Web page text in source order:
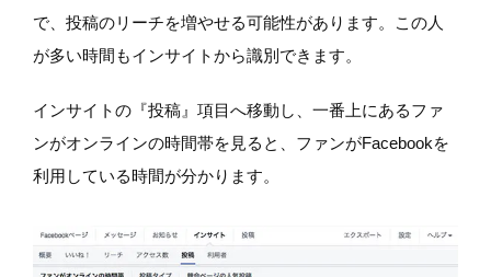
で、投稿のリーチを増やせる可能性があります。この人
が多い時間もインサイトから識別できます。
インサイトの『投稿』項目へ移動し、一番上にあるファ
ンがオンラインの時間帯を見ると、ファンがFacebookを
利用している時間が分かります。